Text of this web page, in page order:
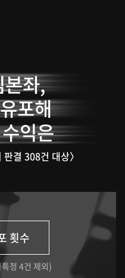
좌,
포해
익은
판결 308건 대상〉
횟수
정 4건 제외)